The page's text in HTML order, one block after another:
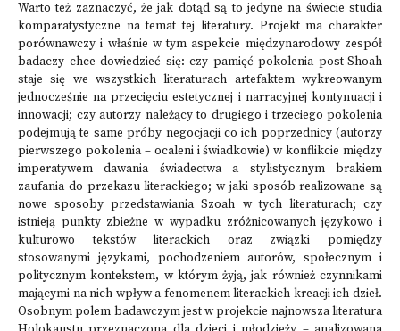
Warto też zaznaczyć, że jak dotąd są to jedyne na świecie studia
komparatystyczne na temat tej literatury. Projekt ma charakter
porównawczy i właśnie w tym aspekcie międzynarodowy zespół
badaczy chce dowiedzieć się: czy pamięć pokolenia post-Shoah
staje się we wszystkich literaturach artefaktem wykreowanym
jednocześnie na przecięciu estetycznej i narracyjnej kontynuacji i
innowacji; czy autorzy należący to drugiego i trzeciego pokolenia
podejmują te same próby negocjacji co ich poprzednicy (autorzy
pierwszego pokolenia – ocaleni i świadkowie) w konflikcie między
imperatywem dawania świadectwa a stylistycznym brakiem
zaufania do przekazu literackiego; w jaki sposób realizowane są
nowe sposoby przedstawiania Szoah w tych literaturach; czy
istnieją punkty zbieżne w wypadku zróżnicowanych językowo i
kulturowo tekstów literackich oraz związki pomiędzy
stosowanymi językami, pochodzeniem autorów, społecznym i
politycznym kontekstem, w którym żyją, jak również czynnikami
mającymi na nich wpływ a fenomenem literackich kreacji ich dzieł.
Osobnym polem badawczym jest w projekcie najnowsza literatura